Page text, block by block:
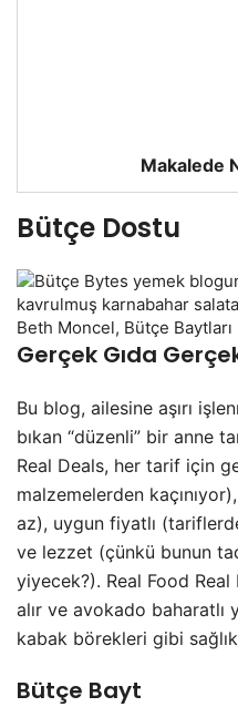
Makalede
Bütçe Dostu
Beth Moncel, Bütçe Baytları
Gerçek Gıda
Bu blog, ailesine aşırı
bıkan “düzenli” bir anne
Real Deals, her tarif için
malzemelerden
az), uygun fiyatlı
ve lezzet (çünkü bunun
yiyecek?). Real Food
alır ve avokado
kabak börekleri gibi
Bütçe Bayt